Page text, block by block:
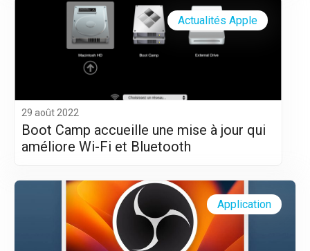
29 août 2022
Boot Camp accueille une mise à jour qui
améliore Wi-Fi et Bluetooth
Actualités Apple
Application